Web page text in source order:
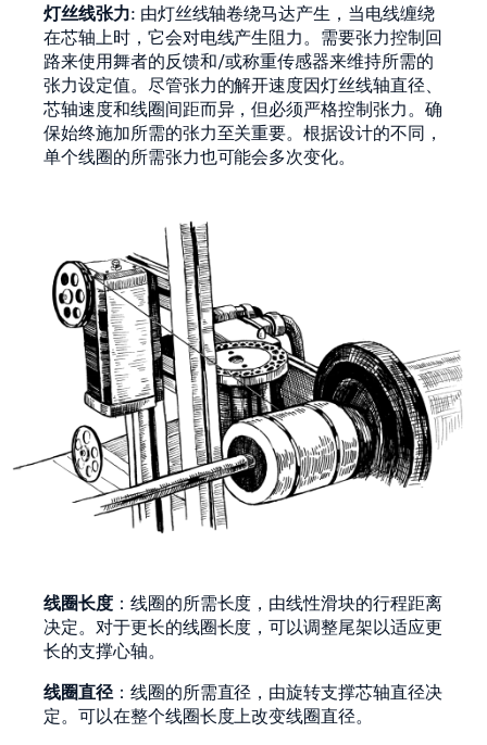
灯丝线张力: 由灯丝线轴卷绕马达产生，当电线缠绕
在芯轴上时，它会对电线产生阻力。需要张力控制回
路来使用舞者的反馈和/或称重传感器来维持所需的
张力设定值。尽管张力的解开速度因灯丝线轴直径、
芯轴速度和线圈间距而异，但必须严格控制张力。确
保始终施加所需的张力至关重要。根据设计的不同，
单个线圈的所需张力也可能会多次变化。
线圈长度：线圈的所需长度，由线性滑块的行程距离
决定。对于更长的线圈长度，可以调整尾架以适应更
长的支撑心轴。
线圈直径：线圈的所需直径，由旋转支撑芯轴直径决
定。可以在整个线圈长度上改变线圈直径。